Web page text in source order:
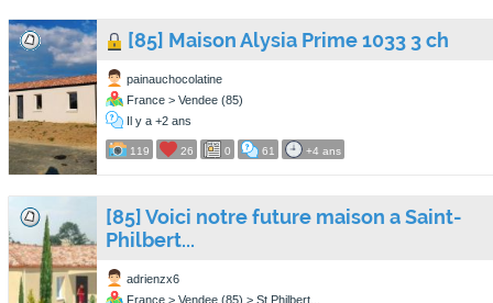
[85] Maison Alysia Prime 1033 3 ch
painauchocolatine
France > Vendee (85)
Il y a +2 ans
119 26 0 61 +4 ans
[85] Voici notre future maison a Saint-
Philbert...
adrienzx6
France > Vendee (85) > St Philbert...